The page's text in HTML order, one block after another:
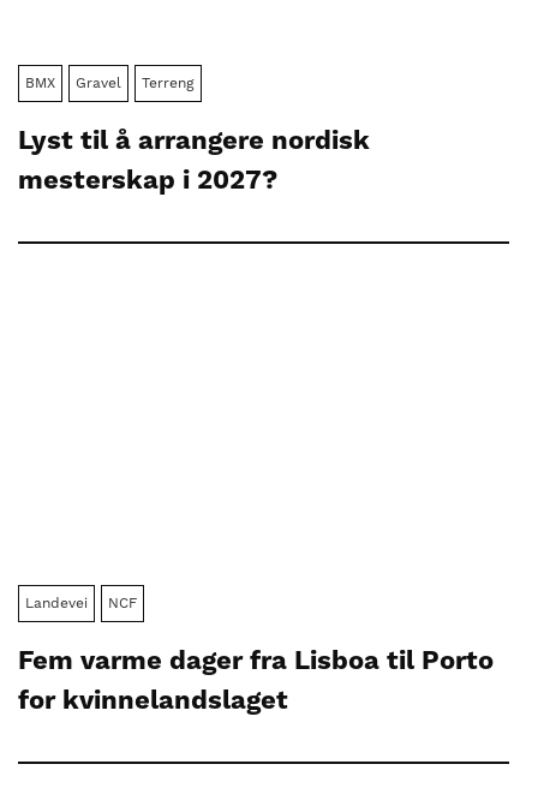
BMX Gravel Terreng
Lyst til å arrangere nordisk
mesterskap i 2027?
Landevei NCF
Fem varme dager fra Lisboa til Porto
for kvinnelandslaget